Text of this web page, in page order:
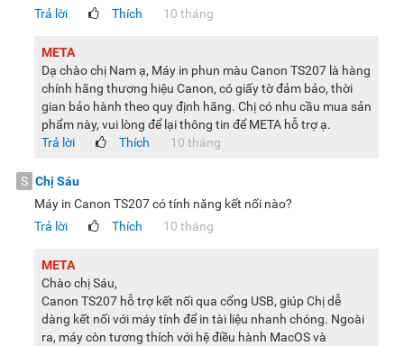
Trả lời
Thích 10 tháng
META
Dạ chào chị Nam ạ, Máy in phun màu Canon TS207 là hàng
chính hãng thương hiệu Canon, có giấy tờ đảm bảo, thời
gian bảo hành theo quy định hãng. Chị có nhu cầu mua sản
phẩm này, vui lòng để lại thông tin để META hỗ trợ ạ.
Trả lời
Thích 10 tháng
S Chị Sáu
Máy in Canon TS207 có tính năng kết nối nào?
Trả lời
Thích 10 tháng
META
Chào chị Sáu,
Canon TS207 hỗ trợ kết nối qua cổng USB, giúp Chị dễ
dàng kết nối với máy tính để in tài liệu nhanh chóng. Ngoài
ra, máy còn tương thích với hệ điều hành MacOS và